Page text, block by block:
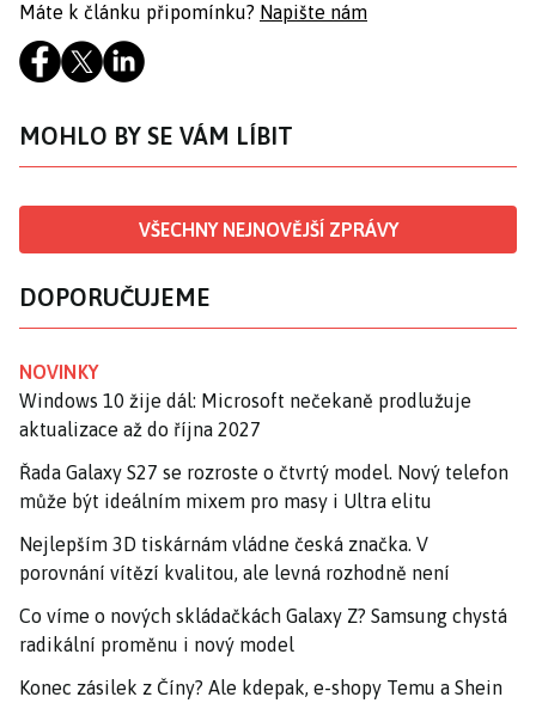
Máte k článku připomínku? Napište nám
MOHLO BY SE VÁM LÍBIT
VŠECHNY NEJNOVĚJŠÍ ZPRÁVY
DOPORUČUJEME
NOVINKY
Windows 10 žije dál: Microsoft nečekaně prodlužuje
aktualizace až do října 2027
Řada Galaxy S27 se rozroste o čtvrtý model. Nový telefon
může být ideálním mixem pro masy i Ultra elitu
Nejlepším 3D tiskárnám vládne česká značka. V
porovnání vítězí kvalitou, ale levná rozhodně není
Co víme o nových skládačkách Galaxy Z? Samsung chystá
radikální proměnu i nový model
Konec zásilek z Číny? Ale kdepak, e-shopy Temu a Shein